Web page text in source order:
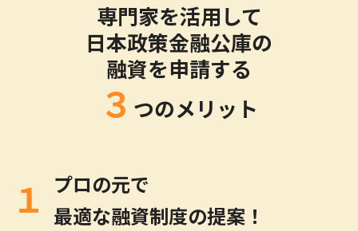
専門家を活用して
日本政策金融公庫の
融資を申請する
３ つのメリット
１ プロの元で
最適な融資制度の提案！